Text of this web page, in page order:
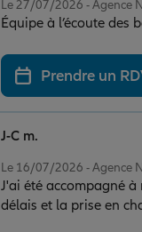
Le 27/07/2026 - Agence
Équipe à l’écoute
Prendre un
Le 16/07/2026 - Agence
J'ai été accompagné à merveille ,Charlène c'est occupé
délais et la prise en
J-C m.